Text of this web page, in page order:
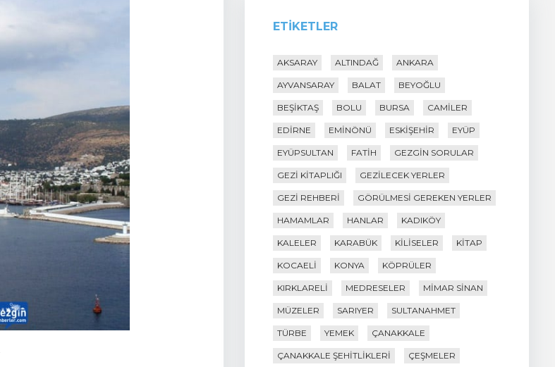
ETIKETLER
AKSARAY ALTINDAĞ ANKARA
AYVANSARAY BALAT BEYOĞLU
BEŞIKTAŞ BOLU BURSA CAMILER
EDIRNE EMINÖNÜ ESKIŞEHIR EYÜP
EYÜPSULTAN FATIH GEZGIN SORULAR
GEZI KITAPLIĞI GEZILECEK YERLER
GEZI REHBERI GÖRÜLMESI GEREKEN YERLER
HAMAMLAR HANLAR KADIKÖY
KALELER KARABÜK KILISELER KITAP
KOCAELI KONYA KÖPRÜLER
KIRKLARELI MEDRESELER MIMAR SINAN
MÜZELER SARIYER SULTANAHMET
TÜRBE YEMEK ÇANAKKALE
ÇANAKKALE ŞEHITLIKLERI ÇEŞMELER